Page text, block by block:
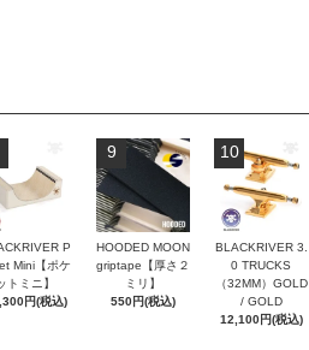
P
Mini【ポケ
トミニ】
円(税込)
9
HOODED MOON
griptape【厚さ２
ミリ】
550円(税込)
10
BLACKRIVER 3.
0 TRUCKS
（32MM）GOLD
/ GOLD
12,100円(税込)